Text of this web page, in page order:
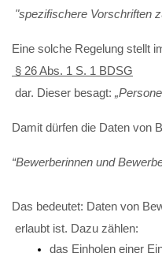
"spezifischere Vorschriften
Eine solche Regelung stellt
§ 26 Abs. 1 S. 1 BDSG
dar. Dieser besagt:
Damit dürfen die Daten von
“Bewerberinnen und
Das bedeutet: Daten von
erlaubt ist. Dazu zählen:
das Einholen einer